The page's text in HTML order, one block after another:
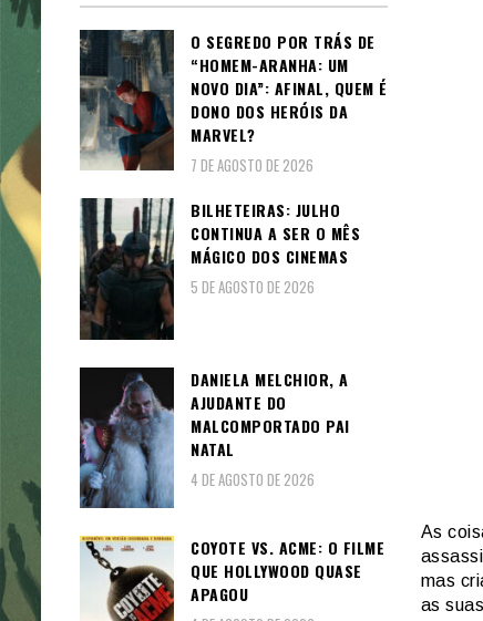
As
mas
as
O SEGREDO POR TRÁS DE
“HOMEM-ARANHA: UM
NOVO DIA”: AFINAL, QUEM É
DONO DOS HERÓIS DA
MARVEL?
7 DE AGOSTO DE 2026
BILHETEIRAS: JULHO
CONTINUA A SER O MÊS
MÁGICO DOS CINEMAS
5 DE AGOSTO DE 2026
DANIELA MELCHIOR, A
AJUDANTE DO
MALCOMPORTADO PAI
NATAL
4 DE AGOSTO DE 2026
COYOTE VS. ACME: O FILME
QUE HOLLYWOOD QUASE
APAGOU